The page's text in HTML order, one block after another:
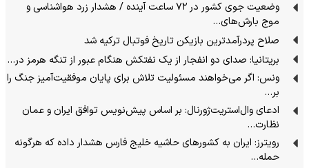
وضعیت جوی کشور در ۷۲ ساعت آینده / هشدار زرد هواشناسی و
موج بارش‌های…
صلاح پردرآمدترین بازیکن تاریخ فوتبال ترکیه شد
بریتانیا: صدای دو انفجار از یک نفتکش هنگام عبور از تنگه هرمز در…
ونس: اگر می‌خواهند مسئولیت تلاش برای پایان موفقیت‌آمیز جنگ را
بر…
ادعای وال‌استریت‌ژورنال: بر اساس پیش‌نویس توافق ایران و عمان
نظارت…
رویترز: ایران به کشورهای حاشیه خلیج فارس هشدار داده که هرگونه
حمله…